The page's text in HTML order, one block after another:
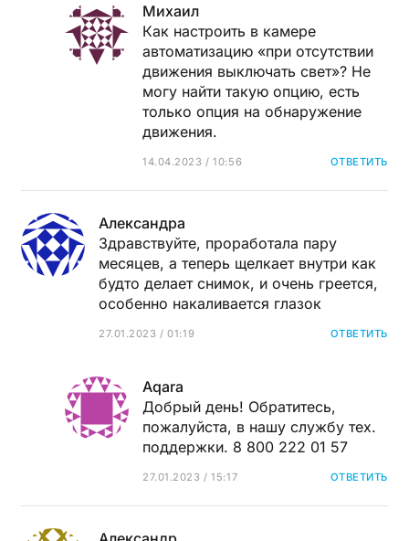
Михаил
Как настроить в камере
автоматизацию «при отсутствии
движения выключать свет»? Не
могу найти такую опцию, есть
только опция на обнаружение
движения.
14.04.2023 / 10:56 ОТВЕТИТЬ
Александра
Здравствуйте, проработала пару
месяцев, а теперь щелкает внутри как
будто делает снимок, и очень греется,
особенно накаливается глазок
27.01.2023 / 01:19 ОТВЕТИТЬ
Aqara
Добрый день! Обратитесь,
пожалуйста, в нашу службу тех.
поддержки. 8 800 222 01 57
27.01.2023 / 15:17 ОТВЕТИТЬ